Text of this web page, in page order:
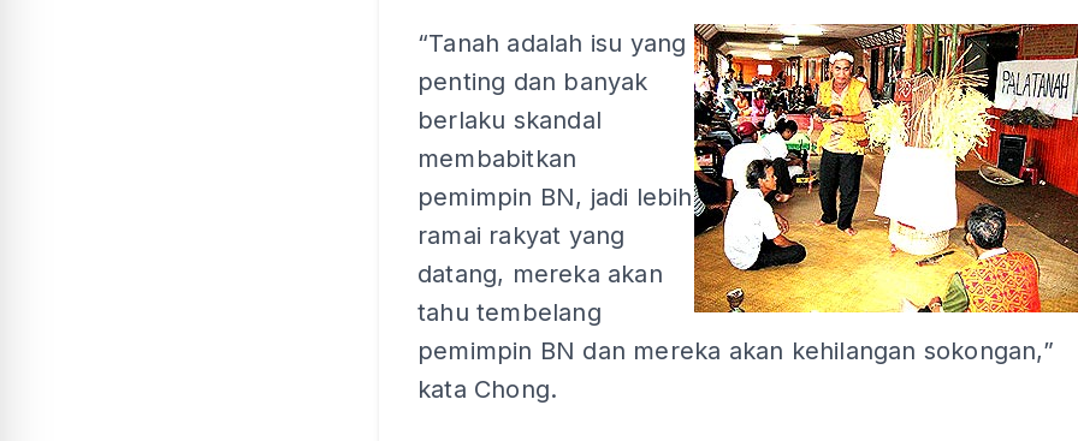
“Tanah adalah isu yang
penting dan banyak
berlaku skandal
membabitkan
pemimpin BN, jadi lebih
ramai rakyat yang
datang, mereka akan
tahu tembelang
pemimpin BN dan mereka akan kehilangan sokongan,”
kata Chong.